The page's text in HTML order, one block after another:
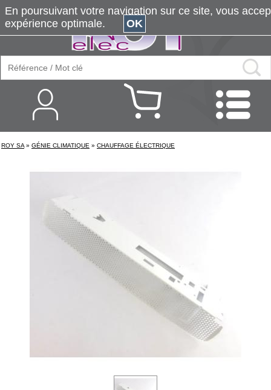
ROY SA » GÉNIE CLIMATIQUE » CHAUFFAGE ÉLECTRIQUE
En poursuivant votre navigation sur ce site, vous
expérience optimale.
OK